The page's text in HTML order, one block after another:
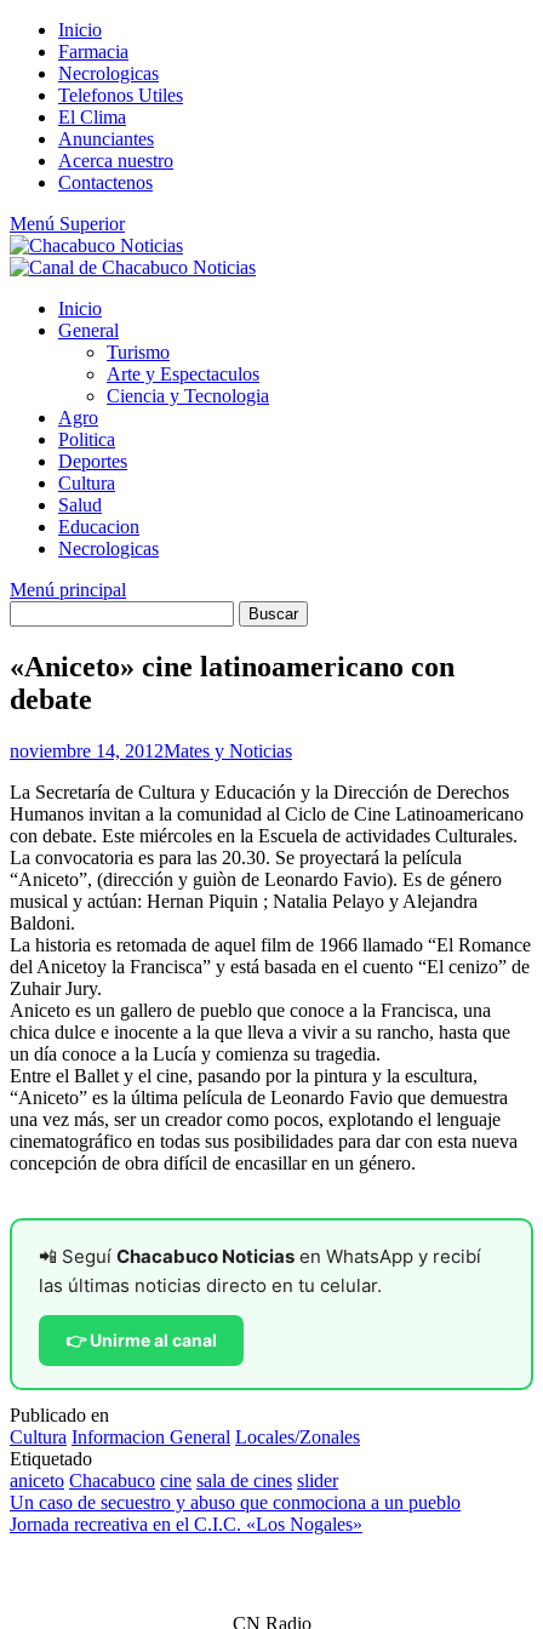
Saltar
contenido
Inicio
Farmacia
Necrologicas
Telefonos Utiles
El Clima
Anunciantes
Acerca nuestro
Contactenos
Menú Superior
Inicio
General
Turismo
Arte y Espectaculos
Ciencia y Tecnologia
Agro
Politica
Deportes
Cultura
Salud
Educacion
Necrologicas
Menú principal
«Aniceto» cine latinoamericano con
debate
noviembre 14, 2012Mates y Noticias
La Secretaría de Cultura y Educación y la Dirección de Derechos
Humanos invitan a la comunidad al Ciclo de Cine Latinoamericano
con debate. Este miércoles en la Escuela de actividades Culturales.
La convocatoria es para las 20.30. Se proyectará la película
“Aniceto”, (dirección y guiòn de Leonardo Favio). Es de género
musical y actúan: Hernan Piquin ; Natalia Pelayo y Alejandra
Baldoni.
La historia es retomada de aquel film de 1966 llamado “El Romance
del Anicetoy la Francisca” y está basada en el cuento “El cenizo” de
Zuhair Jury.
Aniceto es un gallero de pueblo que conoce a la Francisca, una
chica dulce e inocente a la que lleva a vivir a su rancho, hasta que
un día conoce a la Lucía y comienza su tragedia.
Entre el Ballet y el cine, pasando por la pintura y la escultura,
“Aniceto” es la última película de Leonardo Favio que demuestra
una vez más, ser un creador como pocos, explotando el lenguaje
cinematográfico en todas sus posibilidades para dar con esta nueva
concepción de obra difícil de encasillar en un género.
📲 Seguí Chacabuco Noticias en WhatsApp y recibí
las últimas noticias directo en tu celular.
👉 Unirme al canal
Publicado en
Cultura Informacion General Locales/Zonales
Etiquetado
aniceto Chacabuco cine sala de cines slider
Navegación
de
Un caso de secuestro y abuso que conmociona a un pueblo
Jornada recreativa en el C.I.C. «Los Nogales»
CN Radio